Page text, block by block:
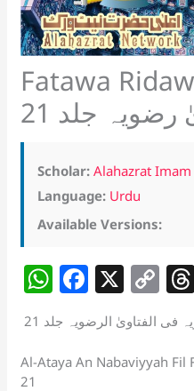
Fatawa
رضویہ جلد
Scholar: Alahazrat Imam
Language: Urdu
Available Versions:
W
h
at
s
F
c
e
X C
p
y
فی الفتاویٰ الرضویہ جلد 21
Al-Ataya An Nabaviyyah Fil
21